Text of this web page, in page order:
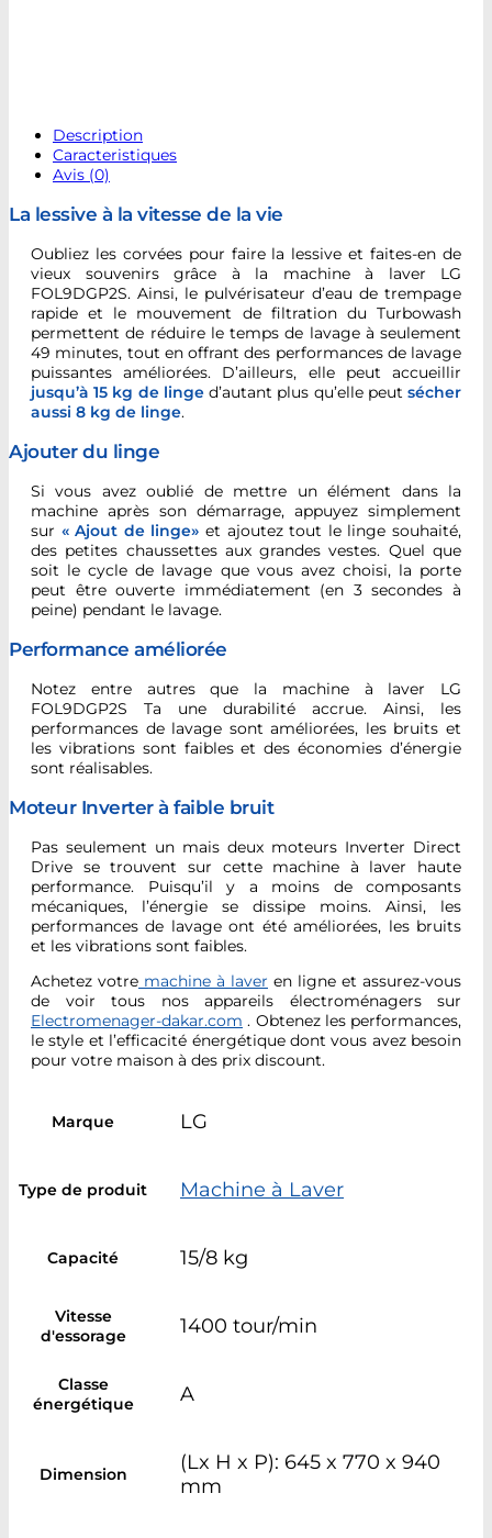
Description
Caracteristiques
Avis (0)
La lessive à la vitesse de la vie
Oubliez les corvées pour faire la lessive et faites-en de
vieux souvenirs grâce à la machine à laver LG
FOL9DGP2S. Ainsi, le pulvérisateur d’eau de trempage
rapide et le mouvement de filtration du Turbowash
permettent de réduire le temps de lavage à seulement
49 minutes, tout en offrant des performances de lavage
puissantes améliorées. D’ailleurs, elle peut accueillir
jusqu’à 15 kg de linged’autant plus qu’elle peutsécher
aussi 8 kg de linge.
Ajouter du linge
Si vous avez oublié de mettre un élément dans la
machine après son démarrage, appuyez simplement
sur « Ajout de linge» et ajoutez tout le linge souhaité,
des petites chaussettes aux grandes vestes. Quel que
soit le cycle de lavage que vous avez choisi, la porte
peut être ouverte immédiatement (en 3 secondes à
peine) pendant le lavage.
Performance améliorée
Notez entre autres que la machine à laver LG
FOL9DGP2S Ta une durabilité accrue. Ainsi, les
performances de lavage sont améliorées, les bruits et
les vibrations sont faibles et des économies d’énergie
sont réalisables.
Moteur Inverter à faible bruit
Pas seulement un mais deux moteurs Inverter Direct
Drive se trouvent sur cette machine à laver haute
performance. Puisqu’il y a moins de composants
mécaniques, l’énergie se dissipe moins. Ainsi, les
performances de lavage ont été améliorées, les bruits
et les vibrations sont faibles.
Achetez votre machine à laver en ligne et assurez-vous
de voir tous nos appareils électroménagers sur
Electromenager-dakar.com . Obtenez les performances,
le style et l’efficacité énergétique dont vous avez besoin
pour votre maison à des prix discount.
Marque LG
Type de produit Machine à Laver
Capacité 15/8 kg
Vitesse
d'essorage
1400 tour/min
Classe
énergétique
A
Dimension
(Lx H x P): 645 x 770 x 940
mm